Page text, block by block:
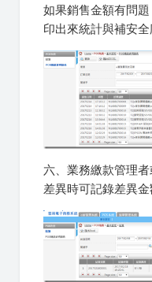
如果銷售金額有問
印出來統計與補安全
六、業務繳款管理
差異時可記錄差異